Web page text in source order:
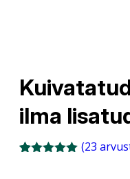
ilma
(23